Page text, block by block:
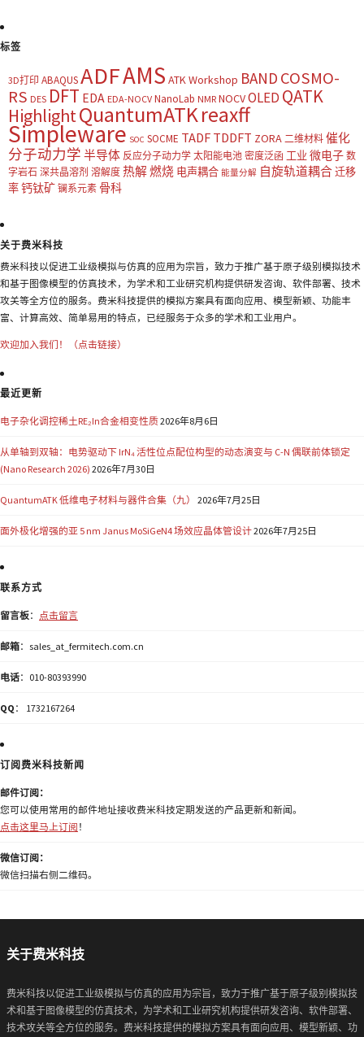
标签
3D打印 ABAQUSADFAMS ATK Workshop BAND COSMO-
RS DES DFT EDA EDA-NOCV NanoLab NMR NOCVOLED QATK
HighlightQuantumATKreaxff
Simpleware SOC SOCME TADF TDDFT ZORA 二维材料 催化
分子动力学 半导体 反应分子动力学 太阳能电池 密度泛函 工业 微电子 数
字岩石 深共晶溶剂 溶解度 热解燃烧 电声耦合 能量分解 自旋轨道耦合迁移
率钙钛矿 镧系元素 骨科
关于费米科技
费米科技以促进工业级模拟与仿真的应用为宗旨，致力于推广基于原子级别模拟技术
和基于图像模型的仿真技术，为学术和工业研究机构提供研发咨询、软件部署、技术
攻关等全方位的服务。费米科技提供的模拟方案具有面向应用、模型新颖、功能丰
富、计算高效、简单易用的特点，已经服务于众多的学术和工业用户。
欢迎加入我们！（点击链接）
最近更新
电子杂化调控稀土RE₂In合金相变性质2026年8月6日
从单轴到双轴：电势驱动下 IrN₄ 活性位点配位构型的动态演变与 C-N 偶联前体锁定
(Nano Research 2026) 2026年7月30日
QuantumATK 低维电子材料与器件合集（九） 2026年7月25日
面外极化增强的亚 5 nm Janus MoSiGeN4 场效应晶体管设计2026年7月25日
联系方式
留言板： 点击留言
邮箱：sales_at_fermitech.com.cn
电话：010-80393990
QQ ： 1732167264
订阅费米科技新闻
邮件订阅：
您可以使用常用的邮件地址接收费米科技定期发送的产品更新和新闻。
点击这里马上订阅 ！
微信订阅：
微信扫描右侧二维码。
关于费米科技
费米科技以促进工业级模拟与仿真的应用为宗旨，致力于推广基于原子级别模拟技
术和基于图像模型的仿真技术，为学术和工业研究机构提供研发咨询、软件部署、
技术攻关等全方位的服务。费米科技提供的模拟方案具有面向应用、模型新颖、功